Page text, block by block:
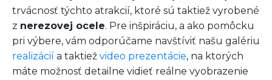
trvácnosť týchto atrakcií, ktoré sú taktiež vyrobené
z nerezovej ocele. Pre inšpiráciu, a ako pomôcku
pri výbere, vám odporúčame navštíviť našu galériu
realizácií a taktiež video prezentácie, na ktorých
máte možnosť detailne vidieť reálne vyobrazenie